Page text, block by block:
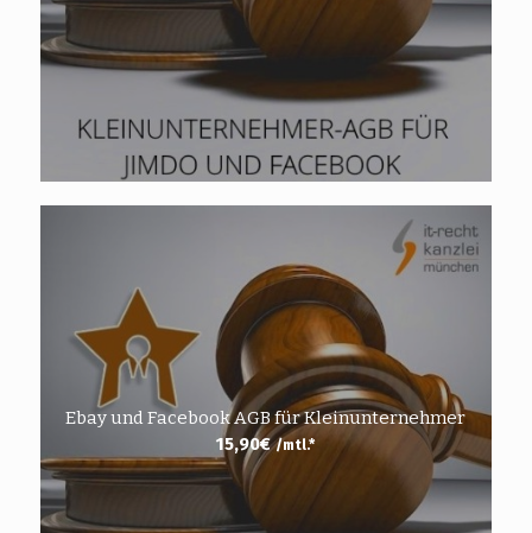
Ebay und Facebook AGB für Kleinunternehmer
15,90€ /mtl.*